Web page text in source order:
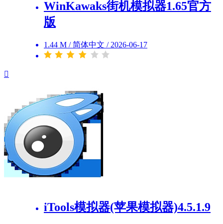
WinKawaks街机模拟器1.65官方
版
1.44 M / 简体中文 / 2026-06-17
iTools模拟器(苹果模拟器)4.5.1.9